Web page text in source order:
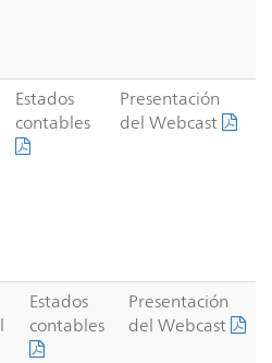
Estados
contables
Presentación
del Webcast
Estados
contables
Presentación
del Webcast